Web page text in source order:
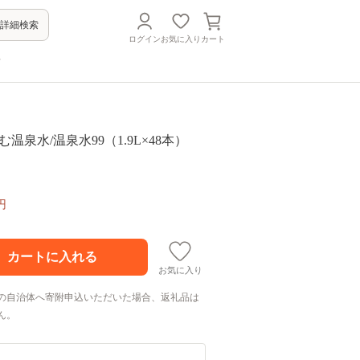
詳細検索
ログインお気に入り カート
温泉水/温泉水99（1.9L×48本）
お気に入り
自治体へ寄附申込いただいた場合、返礼品は